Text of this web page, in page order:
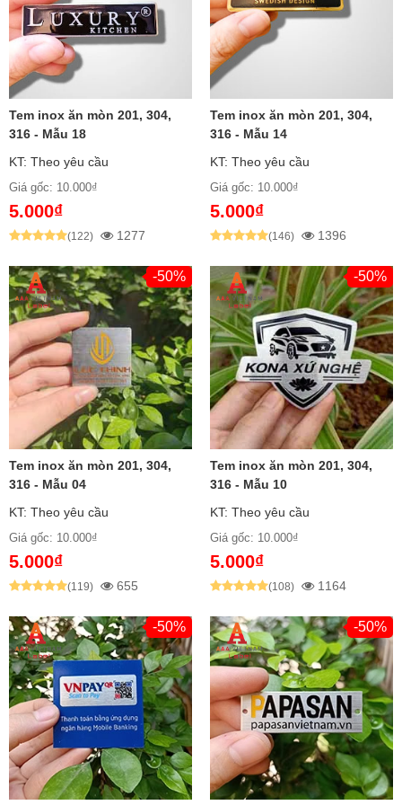
hàng trên toàn quốc từ Hà Nội đến TP.HCM và các
tỉnh thành khác.
Tem Inox Là Gì?
Tem inoxlà loại nhãn dán đặc biệt được gia công từ
chất liệu thép không gỉ (inox/stainless steel). Inox là
hợp kim thép có chứa chromium, nickel và các yếu tố
khác, tạo nên tính chất chống ăn mòn, chống gỉ sét
tuyệt vời.
Mẫu Tem Inox:
Tem inox ăn mòn 201, 304,
316 - Mẫu 18
KT: Theo yêu cầu
Giá gốc: 10.000₫
5.000₫
(122) 1277
Tem inox ăn mòn 201, 304,
316 - Mẫu 14
KT: Theo yêu cầu
Giá gốc: 10.000₫
5.000₫
(146) 1396
-50%
Tem inox ăn mòn 201, 304,
316 - Mẫu 04
KT: Theo yêu cầu
Giá gốc: 10.000₫
5.000₫
(119) 655
-50%
Tem inox ăn mòn 201, 304,
316 - Mẫu 10
KT: Theo yêu cầu
Giá gốc: 10.000₫
5.000₫
(108) 1164
-50% -50%